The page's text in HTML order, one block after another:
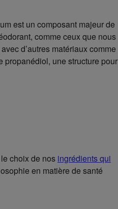
est un composant majeur de
comme ceux que nous
d’autres matériaux comme
propanédiol, une structure pour
choix de nos ingrédients qui
en matière de santé